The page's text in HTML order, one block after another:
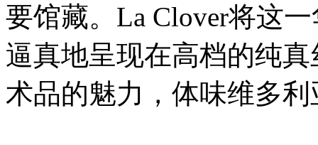
要馆藏。La Clover将这
逼真地呈现在高档的纯
术品的魅力，体味维多